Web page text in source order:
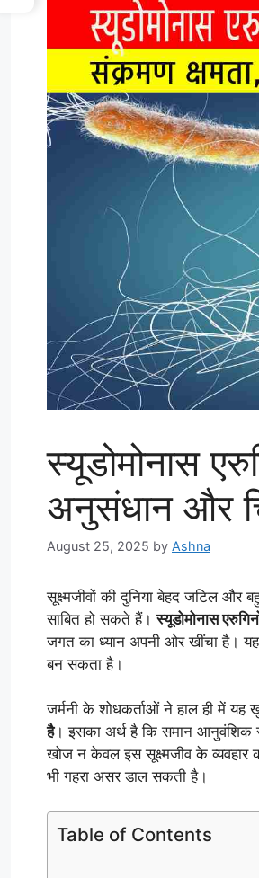
स्यूडोमोनास
अनुसंधान और
August 25, 2025 by Ashna
सूक्ष्मजीवों की दुनिया बेहद जटिल और
साबित हो सकते हैं।स्यूडोमोनास
जगत का ध्यान अपनी ओर खींचा है। यह
बन सकता है।
जर्मनी के शोधकर्ताओं ने हाल ही में यह
है। इसका अर्थ है कि समान आनुवंशिक
खोज न केवल इस सूक्ष्मजीव के व्यवहार
भी गहरा असर डाल सकती है।
Table of Contents